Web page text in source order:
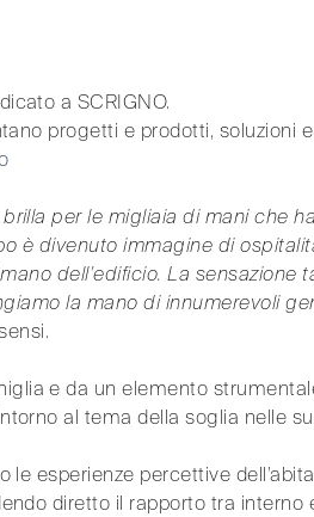
a SCRIGNO.
progetti e prodotti, soluzioni
per le migliaia di mani che
è divenuto immagine di
dell’edificio. La sensazione
la mano di innumerevoli
e da un elemento
al tema della soglia nelle
le esperienze percettive
diretto il rapporto tra interno